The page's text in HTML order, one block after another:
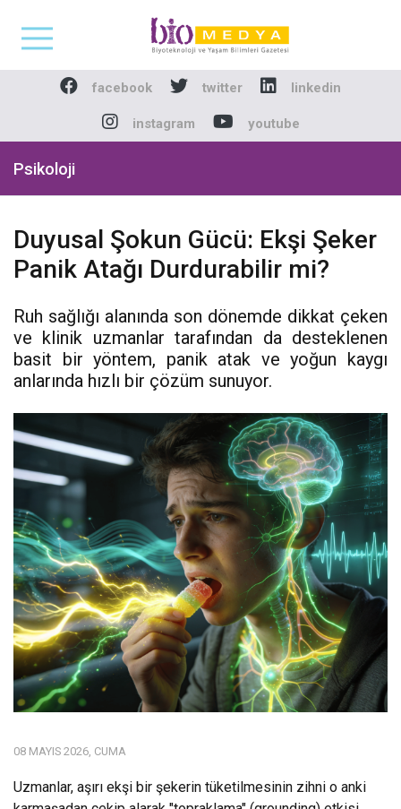
Biomedya -
facebook twitter linkedin
instagram youtube
Psikoloji
Duyusal Şokun Gücü: Ekşi Şeker
Panik Atağı Durdurabilir mi?
Ruh sağlığı alanında son dönemde dikkat çeken
ve klinik uzmanlar tarafından da desteklenen
basit bir yöntem, panik atak ve yoğun kaygı
anlarında hızlı bir çözüm sunuyor.
08 MAYIS 2026, CUMA
Uzmanlar, aşırı ekşi bir şekerin tüketilmesinin zihni o anki